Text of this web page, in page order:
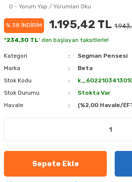
0 - Yorum Yap / Yorumları Oku
% 38 İNDİRİM 1.195,42 TL
*234,30 TL' den başlayan taksitlerle!
Kategori
Segman Pensesi
Marka
Beta
Stok Kodu
Stok Durumu
Stokta Var
Havale
(%2,00 Havale/
Sepete Ekle